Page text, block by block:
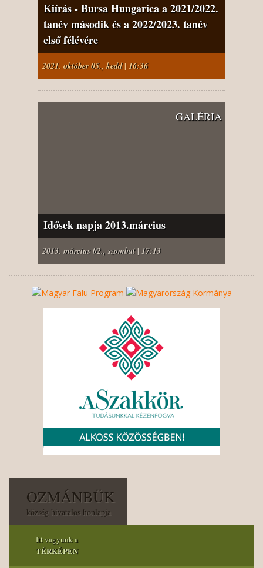
Kiírás - Bursa Hungarica a 2021/2022.
tanév második és a 2022/2023. tanév
első félévére
2021. október 05., kedd | 16:36
GALÉRIA
Idősek napja 2013.március
2013. március 02., szombat | 17:13
OZMÁNBÜK
község hivatalos honlapja
Itt vagyunk a
TÉRKÉPEN